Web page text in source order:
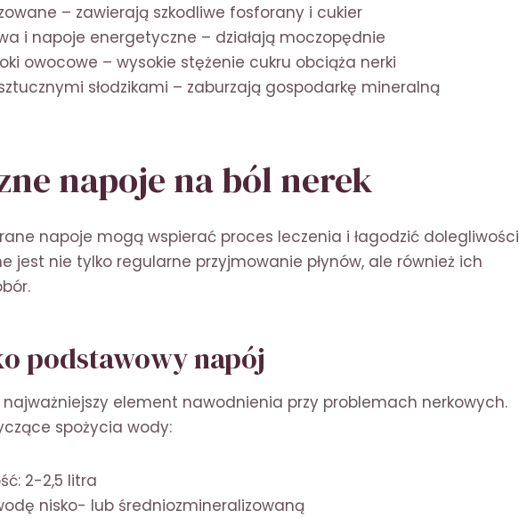
– zawierają szkodliwe fosforany i cukier
i napoje energetyczne – działają moczopędnie
owocowe – wysokie stężenie cukru obciąża nerki
słodzikami – zaburzają gospodarkę mineralną
napoje na ból nerek
napoje mogą wspierać proces leczenia i łagodzić dolegliwości
jest nie tylko regularne przyjmowanie płynów, ale również ich
podstawowy napój
element nawodnienia przy problemach nerkowych.
spożycia wody:
2-2,5 litra
nisko- lub średniozmineralizowaną